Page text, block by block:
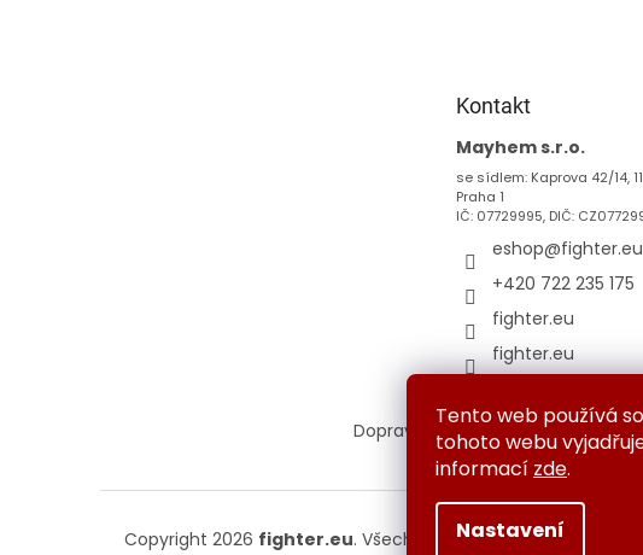
Tento web používá
tohoto webu
informací zde.
Nastavení
Kontakt
Mayhem s.r.o.
se sídlem: Kaprova 42/14,
Praha 1
IČ: 07729995, DIČ:
eshop@fighter.eu
+420 722 235 175
fighter.eu
fighter.eu
Doprava a platba Výměna a
Copyright 2026 fighter.eu. Všechna práva vyhrazena.